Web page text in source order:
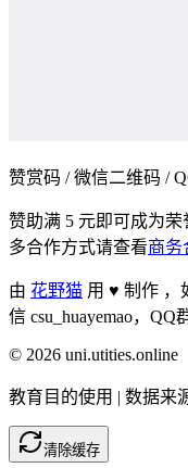
赞赏码 / 微信二维码 /
赞助满 5 元即可成为
多合作方式请查看商务
由 花野猫 用 ♥ 制作 ，
信 csu_huayemao，QQ
© 2026 uni.utities.online
教育目的使用 | 数据来
清除缓存